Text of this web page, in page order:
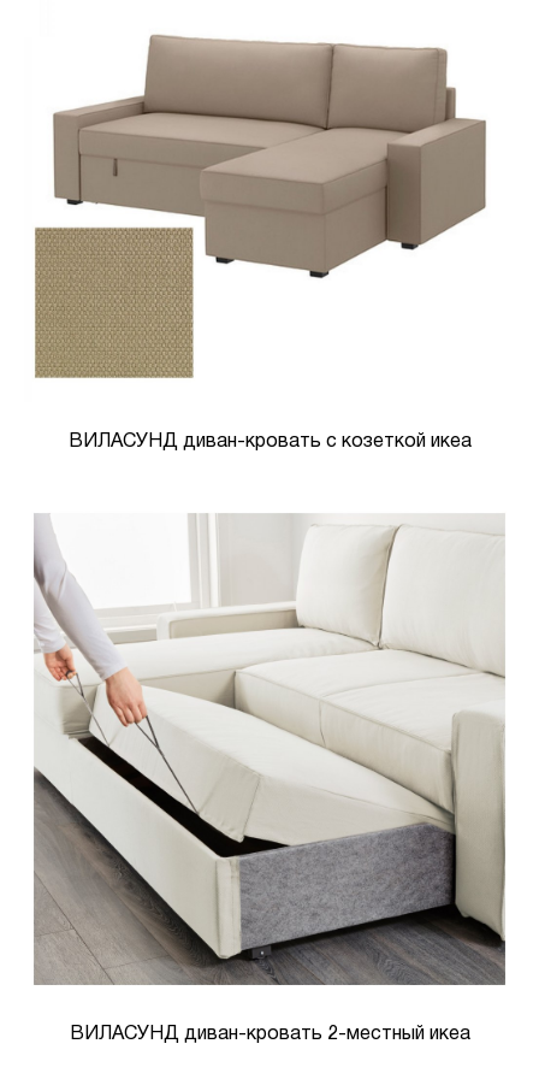
ВИЛАСУНД диван-кровать с козеткой икеа
ВИЛАСУНД диван-кровать 2-местный икеа